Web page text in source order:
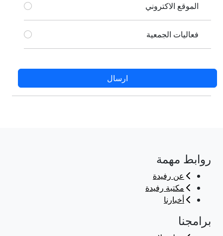
الموقع الاكتروني
فعاليات الجمعية
ارسال
روابط مهمة
عن رفيدة
مكتبة رفيدة
أخبارنا
برامجنا